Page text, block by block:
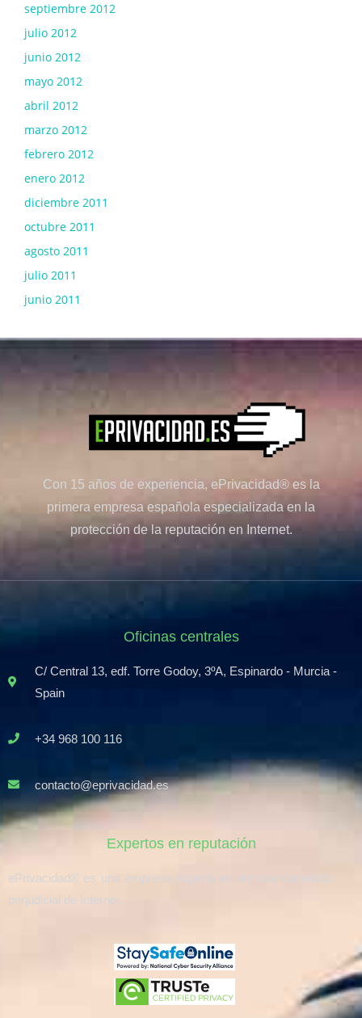
septiembre 2012
julio 2012
junio 2012
mayo 2012
abril 2012
marzo 2012
febrero 2012
enero 2012
diciembre 2011
octubre 2011
agosto 2011
julio 2011
junio 2011
Con 15 años de experiencia, ePrivacidad® es la
primera empresa española especializada en la
protección de la reputación en Internet.
Oficinas centrales
C/ Central 13, edf. Torre Godoy, 3ºA, Espinardo - Murcia -
Spain
+34 968 100 116
contacto@eprivacidad.es
Expertos en reputación
ePrivacidad® es una empresa experta en eliminar contenido
perjudicial de Internet.